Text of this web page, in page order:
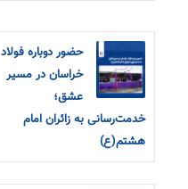
حضور دوباره فولاد
خراسان در مسیر
عشق؛
خدمت‌رسانی به زائران امام
هشتم(ع)